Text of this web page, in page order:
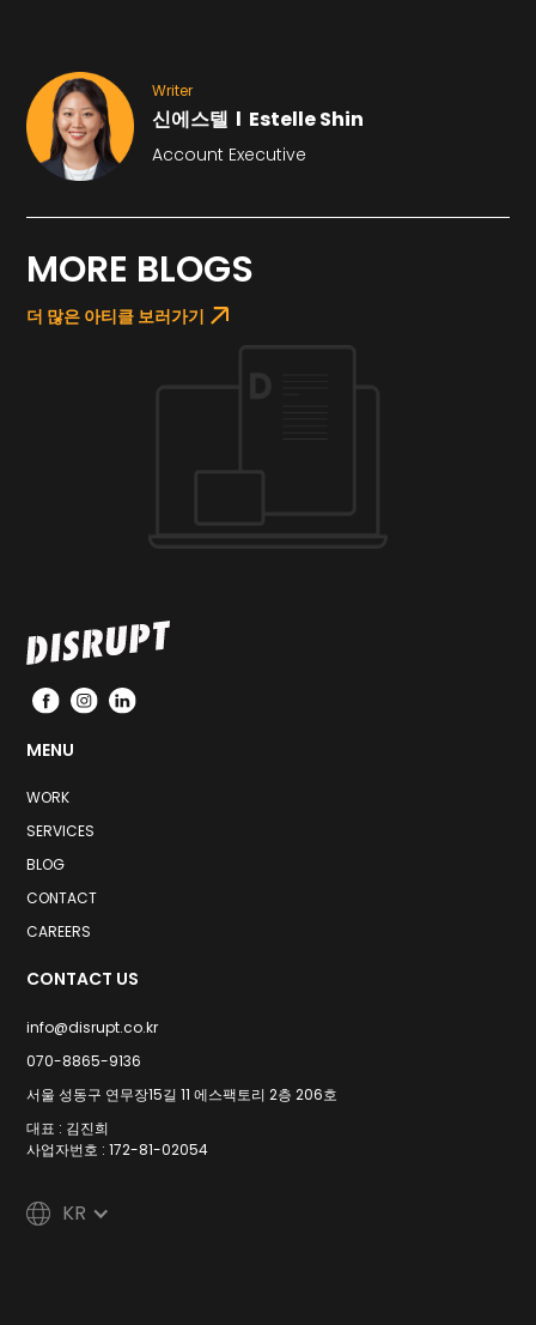
Writer
신에스텔 l Estelle Shin
Account Executive
MORE BLOGS
더 많은 아티클 보러가기
MENU
WORK
SERVICES
BLOG
CONTACT
CAREERS
CONTACT US
info@disrupt.co.kr
070-8865-9136
서울 성동구 연무장15길 11 에스팩토리 2층 206호
대표 : 김진희
사업자번호 : 172-81-02054
KR